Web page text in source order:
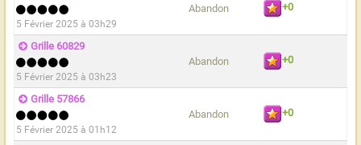
5 Février 2025 à 03h29
Abandon +0
Grille 60829
5 Février 2025 à 03h23
Abandon +0
Grille 57866
5 Février 2025 à 01h12
Abandon +0